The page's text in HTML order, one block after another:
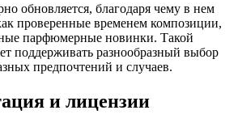
обновляется, благодаря чему в нем
проверенные временем композиции,
парфюмерные новинки. Такой
поддерживать разнообразный выбор
предпочтений и случаев.
и лицензии